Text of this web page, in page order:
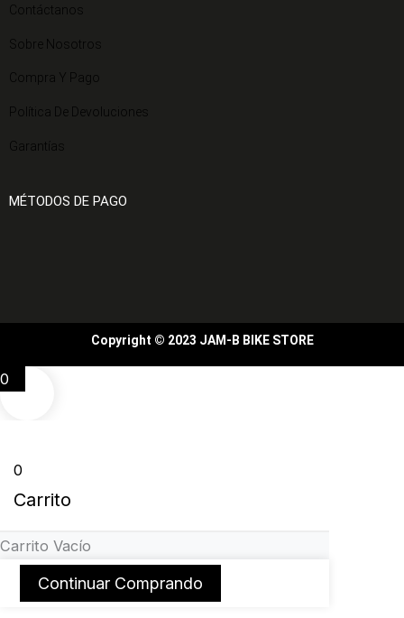
Contáctanos
Sobre Nosotros
Compra Y Pago
Política De Devoluciones
Garantías
MÉTODOS DE PAGO
Copyright © 2023 JAM-B BIKE STORE
0
0
Carrito
Carrito Vacío
Continuar Comprando